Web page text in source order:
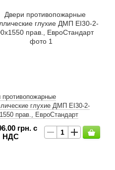
противопожарные
глухие ДМП ЕІ30-2-
прав., ЕвроСтандарт
грн. с
НДС